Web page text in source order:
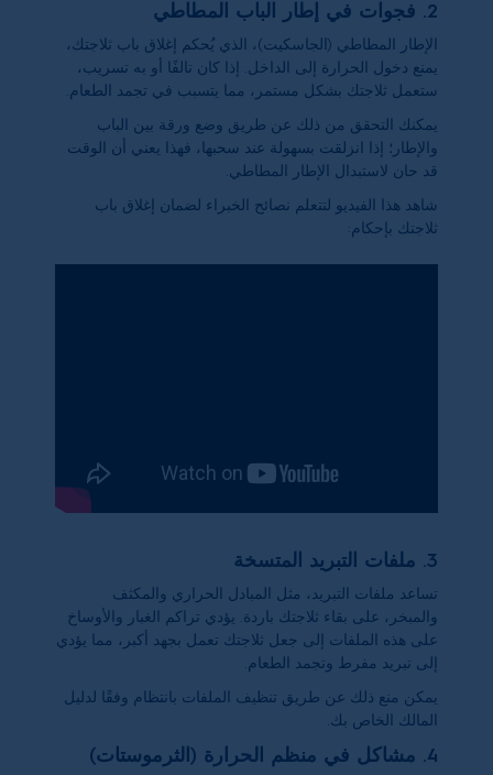
2. فجوات في إطار الباب المطاطي
الإطار المطاطي (الجاسكيت)، الذي يُحكم إغلاق باب ثلاجتك،
يمنع دخول الحرارة إلى الداخل. إذا كان تالفًا أو به تسريب،
ستعمل ثلاجتك بشكل مستمر، مما يتسبب في تجمد الطعام.
يمكنك التحقق من ذلك عن طريق وضع ورقة بين الباب
والإطار؛ إذا انزلقت بسهولة عند سحبها، فهذا يعني أن الوقت
قد حان لاستبدال الإطار المطاطي.
شاهد هذا الفيديو لتتعلم نصائح الخبراء لضمان إغلاق باب
ثلاجتك بإحكام:
3. ملفات التبريد المتسخة
تساعد ملفات التبريد، مثل المبادل الحراري والمكثف
والمبخر، على بقاء ثلاجتك باردة. يؤدي تراكم الغبار والأوساخ
على هذه الملفات إلى جعل ثلاجتك تعمل بجهد أكبر، مما يؤدي
إلى تبريد مفرط وتجمد الطعام.
يمكن منع ذلك عن طريق تنظيف الملفات بانتظام وفقًا لدليل
المالك الخاص بك.
4. مشاكل في منظم الحرارة (الثرموستات)